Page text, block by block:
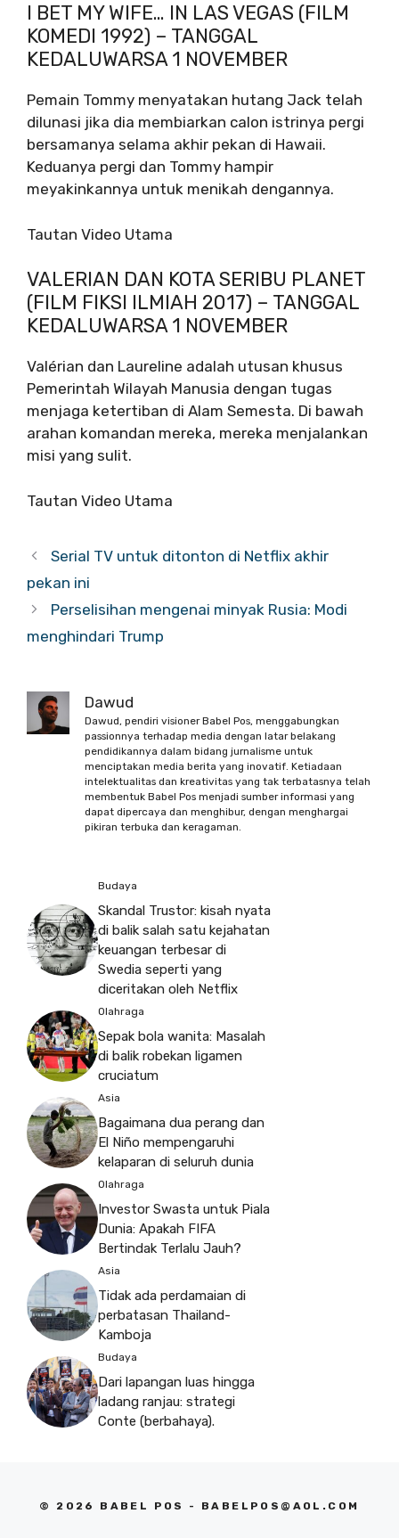
I BET MY WIFE… IN LAS VEGAS (FILM
KOMEDI 1992) – TANGGAL
KEDALUWARSA 1 NOVEMBER
Pemain Tommy menyatakan hutang Jack telah
dilunasi jika dia membiarkan calon istrinya pergi
bersamanya selama akhir pekan di Hawaii.
Keduanya pergi dan Tommy hampir
meyakinkannya untuk menikah dengannya.
Tautan Video Utama
VALERIAN DAN KOTA SERIBU PLANET
(FILM FIKSI ILMIAH 2017) – TANGGAL
KEDALUWARSA 1 NOVEMBER
Valérian dan Laureline adalah utusan khusus
Pemerintah Wilayah Manusia dengan tugas
menjaga ketertiban di Alam Semesta. Di bawah
arahan komandan mereka, mereka menjalankan
misi yang sulit.
Tautan Video Utama
Serial TV untuk ditonton di Netflix akhir
pekan ini
Perselisihan mengenai minyak Rusia: Modi
menghindari Trump
Dawud
Dawud, pendiri visioner Babel Pos, menggabungkan
passionnya terhadap media dengan latar belakang
pendidikannya dalam bidang jurnalisme untuk
menciptakan media berita yang inovatif. Ketiadaan
intelektualitas dan kreativitas yang tak terbatasnya telah
membentuk Babel Pos menjadi sumber informasi yang
dapat dipercaya dan menghibur, dengan menghargai
pikiran terbuka dan keragaman.
Budaya
Skandal Trustor: kisah nyata
di balik salah satu kejahatan
keuangan terbesar di
Swedia seperti yang
diceritakan oleh Netflix
Olahraga
Sepak bola wanita: Masalah
di balik robekan ligamen
cruciatum
Asia
Bagaimana dua perang dan
El Niño mempengaruhi
kelaparan di seluruh dunia
Olahraga
Investor Swasta untuk Piala
Dunia: Apakah FIFA
Bertindak Terlalu Jauh?
Asia
Tidak ada perdamaian di
perbatasan Thailand-
Kamboja
Budaya
Dari lapangan luas hingga
ladang ranjau: strategi
Conte (berbahaya).
© 2026 BABEL POS - BABELPOS@AOL.COM